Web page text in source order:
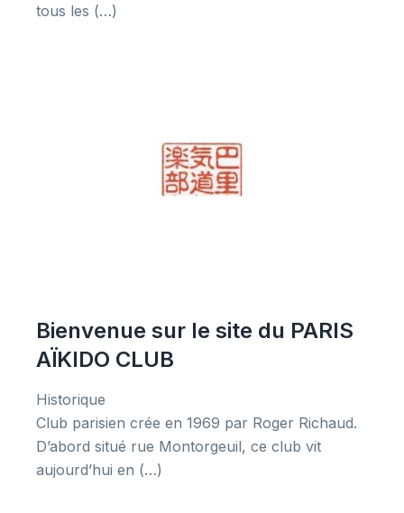
tous les (…)
Bienvenue sur le site du PARIS
AÏKIDO CLUB
Historique
Club parisien crée en 1969 par Roger Richaud.
D’abord situé rue Montorgeuil, ce club vit
aujourd’hui en (…)